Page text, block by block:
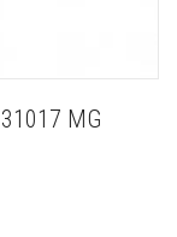
31017 MG